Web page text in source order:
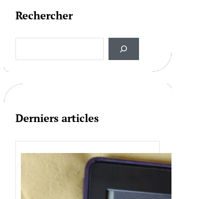
Rechercher
a
h
Derniers articles